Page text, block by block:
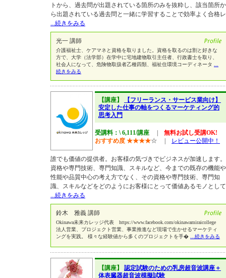
トから、過去問が出題されている箇所のみを抜粋し、該当箇所か
ら出題されている過去問と一緒に学習することで効率よく合格レ
...続きをみる
光一 講師
介護福祉士、ケアマネと資格を取りました。資格を取るのは割と好きな
方で、大学（法学部）在学中に宅地建物取引主任者、行政書士を取り、
社会人になって、危険物取扱者乙種四類、福祉住環境コーディネータ
続きをみる
【講座】
【フリーランス・サービス業向け】
安定した仕事の軸をつくるマーケティング的
思考入門
受講料：\ 6,111/講座
無料お試し受講OK!
おすすめ度 ★★★★☆ レビュー公開中！
誰でも価値の提供者。お客様の気づきでビジネスが加速します。
資格や専門技術、専門知識、スキルなど、今までの既存の機能や
性能や品質中心の考え方でなく、その資格や専門技術、専門知
識、スキルなどをどのようにお客様にとって価値あるモノとして
...続きをみる
鈴木 雅義 講師
Okinawa未来カレッジ代表 https://www.facebook.com/okinawamiraicollege
法人営業、プロジェクト営業、事業推進など現場で生かせるマーケティ
ングを実践。 様々な経験値から多くのプロジェクトを手�
...続きをみる
【講座】 認定試験のための乳房超音波講座＋
体表臓器超音波模擬試験